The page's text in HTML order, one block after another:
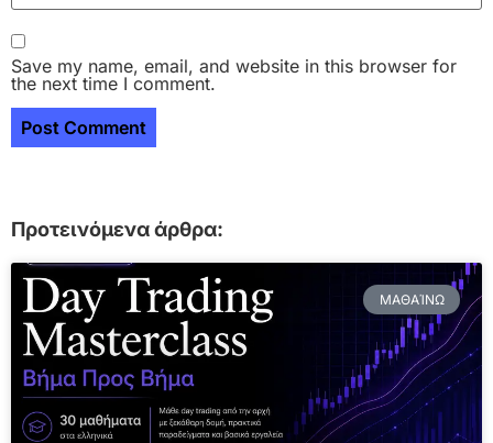
Save my name, email, and website in this browser for
the next time I comment.
Προτεινόμενα άρθρα:
ΜΑΘΑΊΝΩ